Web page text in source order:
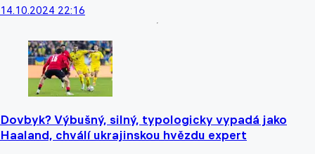
14.10.2024 22:16
Dovbyk? Výbušný, silný, typologicky vypadá jako
Haaland, chválí ukrajinskou hvězdu expert